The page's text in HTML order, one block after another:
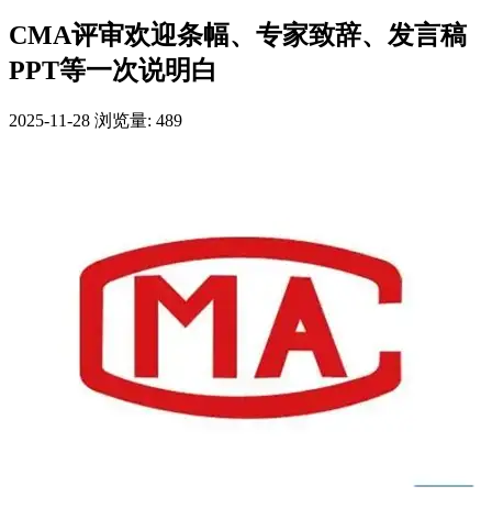
CMA评审欢迎条幅、专家致辞、发言稿
PPT等一次说明白
2025-11-28 浏览量: 489